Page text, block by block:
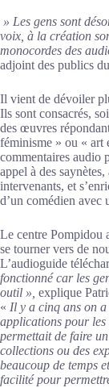
» Les gens sont
voix, à la création
monocordes des
adjoint des publics
Il vient de dévoiler
Ils sont consacrés,
des œuvres
féminisme » ou « art
commentaires audio
appel à des
intervenants, et
d’un comédien avec
Le centre Pompidou
se tourner vers de
L’audioguide
fonctionné car les
outil », explique
« Il y a cinq ans on
applications pour
permettait de faire
collections ou des
beaucoup de temps
facilité pour